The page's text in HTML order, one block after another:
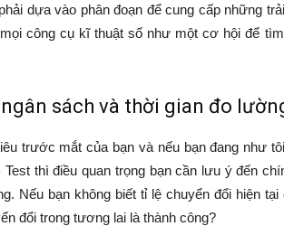
dựa vào phân đoạn để cung cấp những
công cụ kĩ thuật số như một cơ hội để
ngân sách và thời gian đo
trước mắt của bạn và nếu bạn đang như
thì điều quan trọng bạn cần lưu ý đến
Nếu bạn không biết tỉ lệ chuyển đổi hiện
đổi trong tương lai là thành công?